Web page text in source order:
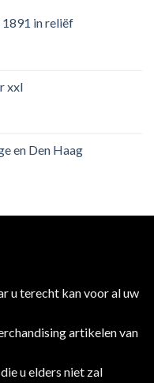
1891 in reliëf
xxl
en Den Haag
u terecht kan voor al uw
artikelen van
u elders niet zal